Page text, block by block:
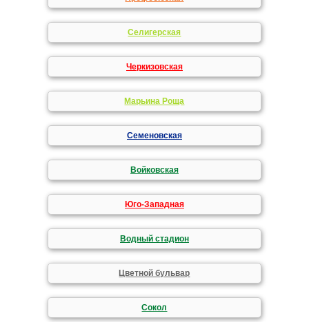
Селигерская
Черкизовская
Марьина Роща
Семеновская
Войковская
Юго-Западная
Водный стадион
Цветной бульвар
Сокол